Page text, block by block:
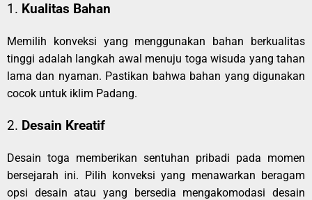
1. Kualitas Bahan
Memilih konveksi yang menggunakan bahan berkualitas
tinggi adalah langkah awal menuju toga wisuda yang tahan
lama dan nyaman. Pastikan bahwa bahan yang digunakan
cocok untuk iklim Padang.
2. Desain Kreatif
Desain toga memberikan sentuhan pribadi pada momen
bersejarah ini. Pilih konveksi yang menawarkan beragam
opsi desain atau yang bersedia mengakomodasi desain